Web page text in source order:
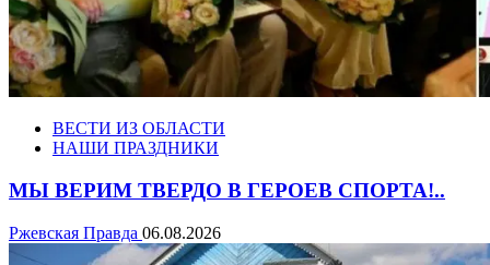
ВЕСТИ ИЗ ОБЛАСТИ
НАШИ ПРАЗДНИКИ
МЫ ВЕРИМ ТВЕРДО В ГЕРОЕВ СПОРТА!..
Ржевская Правда 06.08.2026